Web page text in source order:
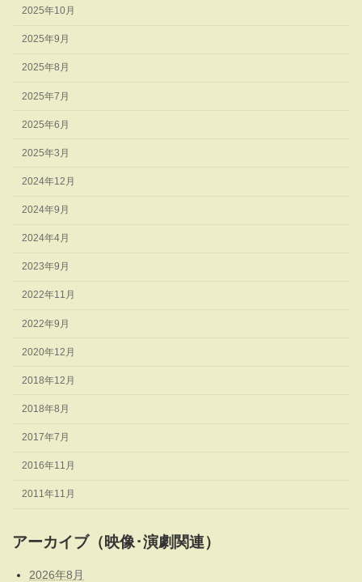
2025年10月
2025年9月
2025年8月
2025年7月
2025年6月
2025年3月
2024年12月
2024年9月
2024年4月
2023年9月
2022年11月
2022年9月
2020年12月
2018年12月
2018年8月
2017年7月
2016年11月
2011年11月
アーカイブ（映像･演劇関連）
2026年8月